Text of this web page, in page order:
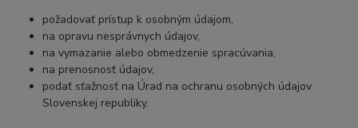
požadovať prístup k osobným údajom,
na opravu nesprávnych údajov,
na vymazanie alebo obmedzenie spracúvania,
na prenosnosť údajov,
podať sťažnosť na Úrad na ochranu osobných údajov
Slovenskej republiky.